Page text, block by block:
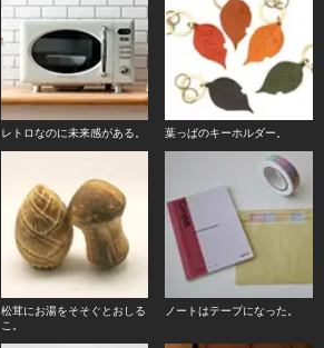
レトロなのに未来感がある。 葉っぱのキーホルダー。
松茸にお湯をそそぐとおしる
こ。
ノートはテープになった。